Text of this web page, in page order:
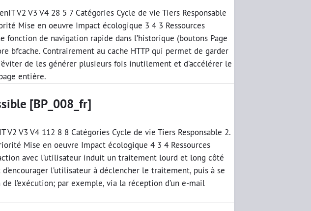
V2 V3 V4 28 5 7 Catégories Cycle de vie Tiers Responsable
Mise en oeuvre Impact écologique 3 4 3 Ressources
fonction de navigation rapide dans l’historique (boutons Page
bfcache. Contrairement au cache HTTP qui permet de garder
de les générer plusieurs fois inutilement et d’accélérer le
entière.
[BP_008_fr]
V3 V4 112 8 8 Catégories Cycle de vie Tiers Responsable 2.
Mise en oeuvre Impact écologique 4 3 4 Ressources
avec l’utilisateur induit un traitement lourd et long côté
l’utilisateur à déclencher le traitement, puis à se
l’exécution; par exemple, via la réception d’un e-mail